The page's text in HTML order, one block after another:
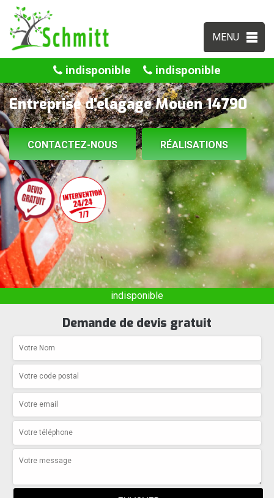
MENU
indisponible indisponible
Entreprise d'elagage Mouen 14790
CONTACTEZ-NOUS RÉALISATIONS
indisponible
Demande de devis gratuit